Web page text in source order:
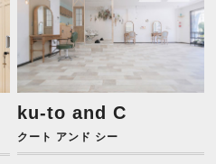
ku-to and C
クート アンド シー